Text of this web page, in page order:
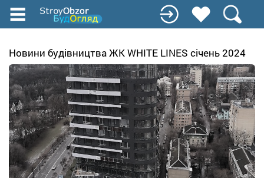
Перейти
содержанию
Новини будівництва ЖК WHITE LINES січень 2024